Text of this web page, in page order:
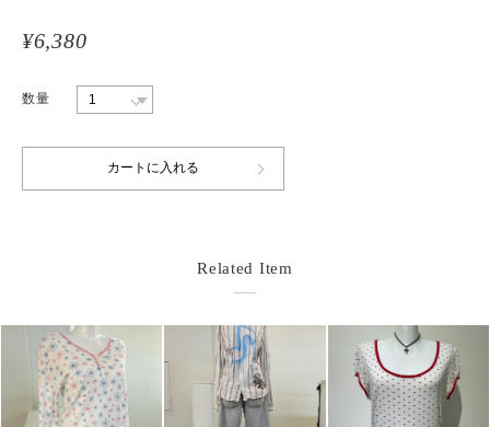
¥6,380
数量
Related Item